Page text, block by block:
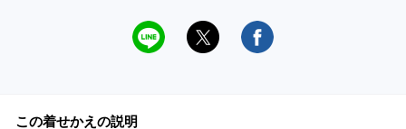
この着せかえの説明